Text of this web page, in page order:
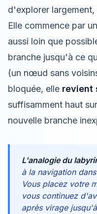
d'explorer
Elle commence par
aussi loin que
branche jusqu'à ce
(un nœud sans
bloquée, elle revient
suffisamment haut
nouvelle branche
L'analogie du
à la navigation
Vous placez votre
vous continuez
après virage